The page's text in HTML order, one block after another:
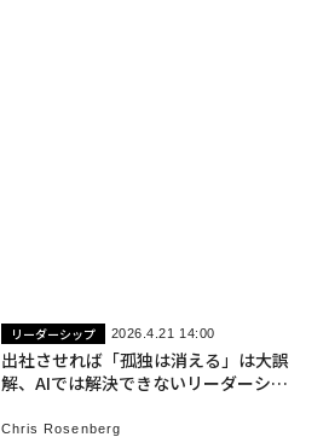
リーダーシップ 2026.4.21 14:00
出社させれば「孤独は消える」は大誤
解、AIでは解決できないリーダーシッ
Chris Rosenberg